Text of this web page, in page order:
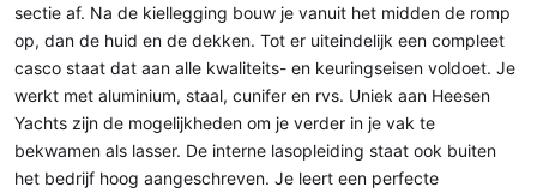
sectie af. Na de kiellegging bouw je vanuit het midden de romp
op, dan de huid en de dekken. Tot er uiteindelijk een compleet
casco staat dat aan alle kwaliteits- en keuringseisen voldoet. Je
werkt met aluminium, staal, cunifer en rvs. Uniek aan Heesen
Yachts zijn de mogelijkheden om je verder in je vak te
bekwamen als lasser. De interne lasopleiding staat ook buiten
het bedrijf hoog aangeschreven. Je leert een perfecte